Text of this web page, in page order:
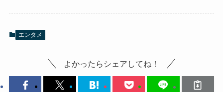
エンタメ
よかったらシェアしてね！